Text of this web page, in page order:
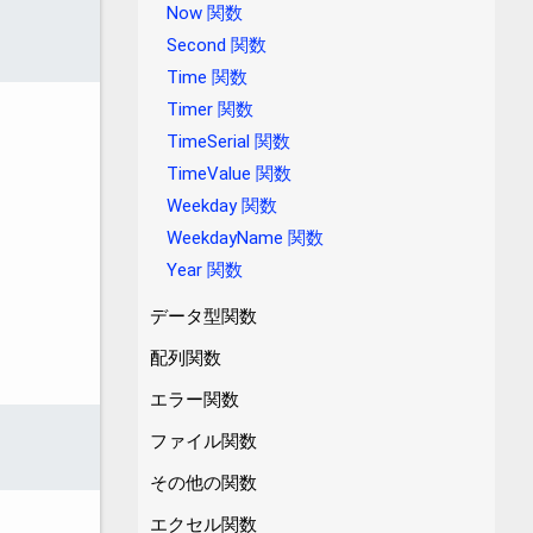
Now 関数
Second 関数
Time 関数
Timer 関数
TimeSerial 関数
TimeValue 関数
Weekday 関数
WeekdayName 関数
Year 関数
データ型関数
配列関数
エラー関数
ファイル関数
その他の関数
エクセル関数